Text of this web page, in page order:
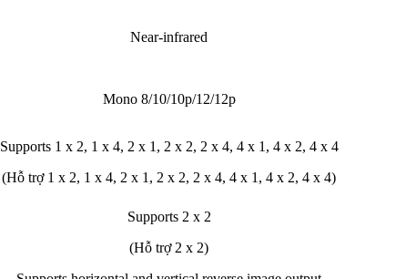
Near-infrared
Mono 8/10/10p/12/12p
Supports 1 x 2, 1 x 4, 2 x 1, 2 x 2, 2 x 4, 4 x 1, 4 x 2, 4 x 4
(Hỗ trợ 1 x 2, 1 x 4, 2 x 1, 2 x 2, 2 x 4, 4 x 1, 4 x 2, 4 x 4)
Supports 2 x 2
(Hỗ trợ 2 x 2)